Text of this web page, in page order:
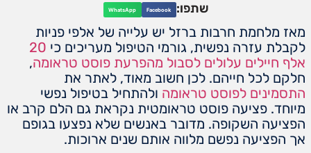
שתפו: Facebook
WhatsApp
מאז מלחמת חרבות ברזל יש עלייה של אלפי פניות
לקבלת עזרה נפשית, גורמי הטיפול מעריכים כי 20
אלף חיילים עלולים לסבול מהפרעת פוסט טראומה,
חלקם לכל חייהם. לכן חשוב מאוד, לאתר את
התסמינים לפוסט טראומה ולהתחיל בטיפול נפשי
מיוחד. פציעה פוסט טראומטית נקראת גם הלם קרב או
הפציעה השקופה. מדובר באנשים שלא נפצעו בגופם
אך הפציעה נפשם מלווה אותם שנים ארוכות.